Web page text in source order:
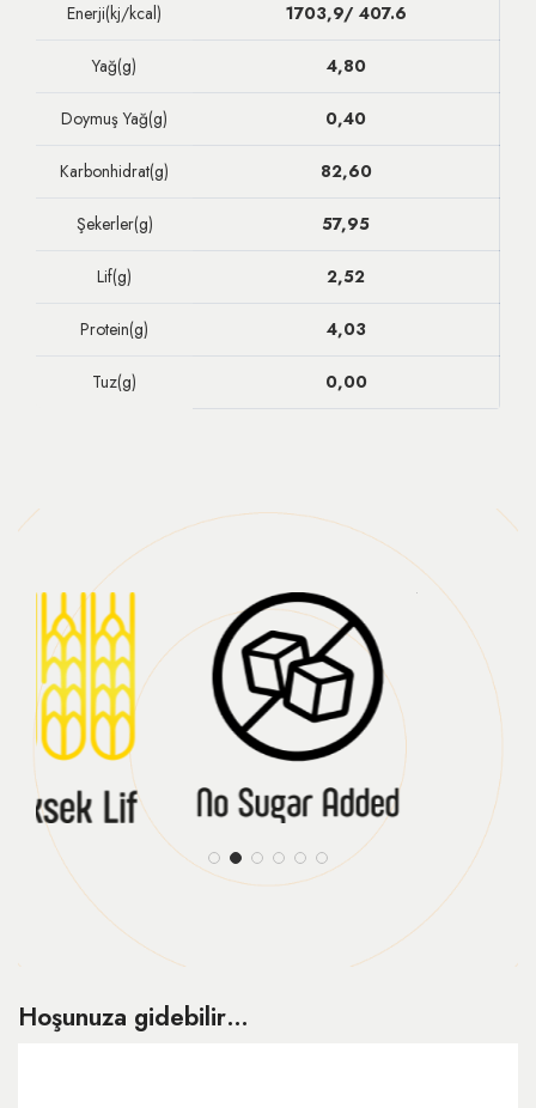
Enerji(kj/kcal) 1703,9/ 407.6
Yağ(g) 4,80
Doymuş Yağ(g) 0,40
Karbonhidrat(g) 82,60
Şekerler(g) 57,95
Lif(g) 2,52
Protein(g) 4,03
Tuz(g) 0,00
Hoşunuza gidebilir…